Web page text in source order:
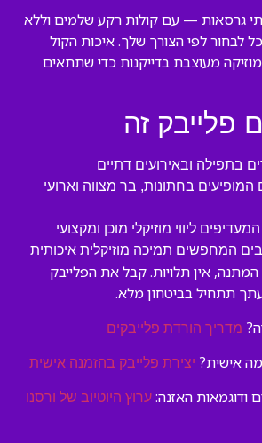
גרסאות — עם קולות רקע שלמים וללא
לבחור לפי הצורך שלך. איכות הקול
מעוצבת בדייקנות כדי שתתאים
פלייבק זה
בתפילה ובאירועים דתיים
המופיעים בחתונות, בר מצווה וארועי
ליווי מוזיקלי מוכן ומקצועי
המחפשים תמיכה מוזיקלית איכותית
אין תלויות. קבל את הפלייבק
תתחיל בביטחון מלא.
מדריך הורדת פלייבקים
אישית? יצירת פלייבק בהזמנה אישית
ודוגמאות האזנה: ערוץ היוטיוב של ורסנו